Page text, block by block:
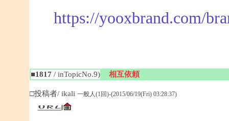
https://yooxbrand.com/
■1817 / inTopicNo.9) 相互依頼
□投稿者/ ikali 一般人(1回)-(2015/06/19(Fri) 03:28:37)